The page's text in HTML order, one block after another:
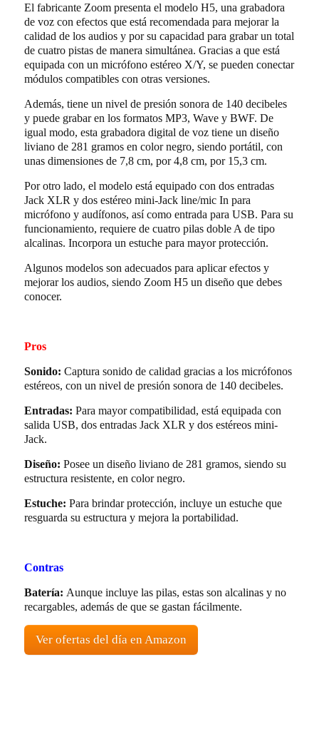
El fabricante Zoom presenta el modelo H5, una grabadora
de voz con efectos que está recomendada para mejorar la
calidad de los audios y por su capacidad para grabar un total
de cuatro pistas de manera simultánea. Gracias a que está
equipada con un micrófono estéreo X/Y, se pueden conectar
módulos compatibles con otras versiones.
Además, tiene un nivel de presión sonora de 140 decibeles
y puede grabar en los formatos MP3, Wave y BWF. De
igual modo, esta grabadora digital de voz tiene un diseño
liviano de 281 gramos en color negro, siendo portátil, con
unas dimensiones de 7,8 cm, por 4,8 cm, por 15,3 cm.
Por otro lado, el modelo está equipado con dos entradas
JackXLR y dos estéreo mini-Jack line/mic In para
micrófono y audífonos, así como entrada para USB. Para su
funcionamiento, requiere de cuatro pilas doble A de tipo
alcalinas. Incorpora un estuche para mayor protección.
Algunos modelos son adecuados para aplicar efectos y
mejorar los audios, siendo Zoom H5 un diseño que debes
conocer.
Pros
Sonido: Captura sonido de calidad gracias a los micrófonos
estéreos, con un nivel de presión sonora de 140 decibeles.
Entradas: Para mayor compatibilidad, está equipada con
salida USB, dos entradas Jack XLR y dos estéreos mini-
Jack.
Diseño: Posee un diseño liviano de 281 gramos, siendo su
estructura resistente, en color negro.
Estuche: Para brindar protección, incluye un estuche que
resguarda su estructura y mejora la portabilidad.
Contras
Batería: Aunque incluye las pilas, estas son alcalinas y no
recargables, además de que se gastan fácilmente.
Ver ofertas del día en Amazon